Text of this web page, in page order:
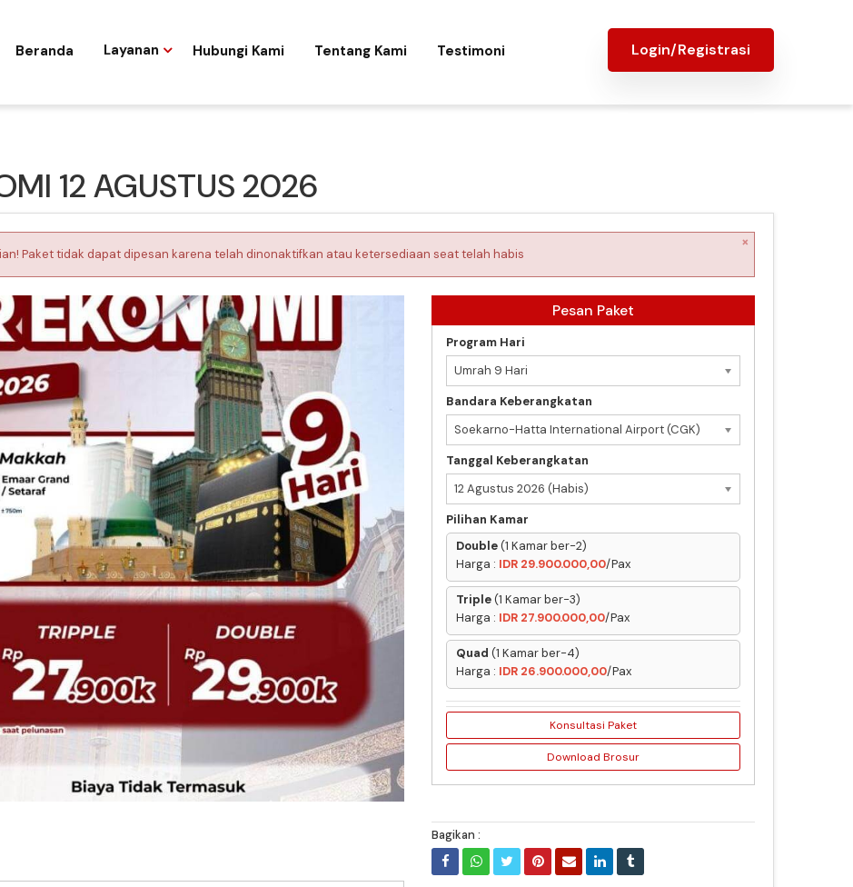
Beranda Layanan Hubungi Kami Tentang Kami Testimoni Login/Registrasi
12 AGUSTUS 2026
Paket tidak dapat dipesan karena telah dinonaktifkan atau ketersediaan seat telah habis
×
Pesan Paket
Program Hari
Umrah 9 Hari
Bandara Keberangkatan
Soekarno-Hatta International Airport (CGK)
Tanggal Keberangkatan
12 Agustus 2026 (Habis)
Pilihan Kamar
Double(1 Kamar ber-2)
Harga : IDR 29.900.000,00/Pax
Triple(1 Kamar ber-3)
Harga : IDR 27.900.000,00/Pax
Quad (1 Kamar ber-4)
Harga : IDR 26.900.000,00/Pax
Konsultasi Paket
Download Brosur
Bagikan :